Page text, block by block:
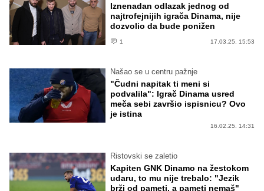
Iznenadan odlazak jednog od
najtrofejnijih igrača Dinama, nije
dozvolio da bude ponižen
1 17.03.25. 15:53
Našao se u centru pažnje
"Čudni napitak ti meni si
podvalila": Igrač Dinama usred
meča sebi završio ispisnicu? Ovo
je istina
16.02.25. 14:31
Ristovski se zaletio
Kapiten GNK Dinamo na žestokom
udaru, to mu nije trebalo: "Jezik
brži od pameti, a pameti nemaš"